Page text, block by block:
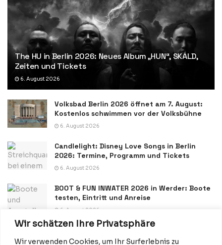
Wir schätzen Ihre Privatsphäre
Wir verwenden Cookies, um Ihr Surferlebnis zu
The HU in Berlin 2026: Neues Album „HUN“, SKÁLD,
Zeiten und Tickets
6. August 2026
Volksbad Berlin 2026 öffnet am 7. August:
Kostenlos schwimmen vor der Volksbühne
6. August 2026
Candlelight: Disney Love Songs in Berlin
2026: Termine, Programm und Tickets
6. August 2026
BOOT & FUN INWATER 2026 in Werder: Boote
testen, Eintritt und Anreise
6. August 2026